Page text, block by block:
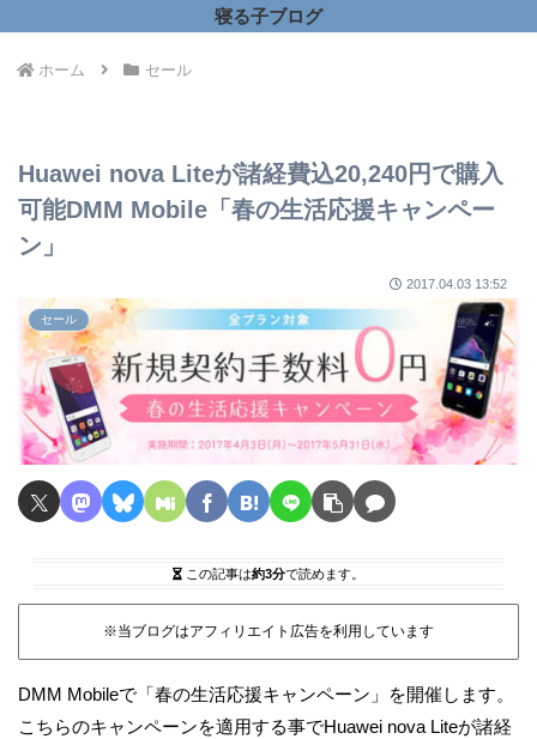
寝る子ブログ
ホーム セール
Huawei nova Liteが諸経費込20,240円で購入
可能DMM Mobile「春の生活応援キャンペー
ン」
2017.04.03 13:52
セール
この記事は約3分で読めます。
※当ブログはアフィリエイト広告を利用しています
DMM Mobileで「春の生活応援キャンペーン」を開催します。
こちらのキャンペーンを適用する事でHuawei nova Liteが諸経